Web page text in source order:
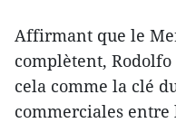
Affirmant que le
complètent,
cela comme la clé
commerciales entre